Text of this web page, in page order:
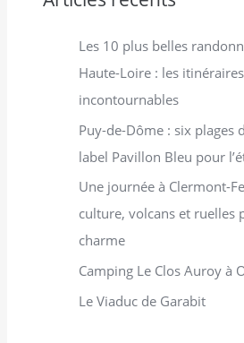
Les 10 plus belles
Haute-Loire : les itinéraires
incontournables
Puy-de-Dôme : six plages
label Pavillon Bleu pour
Une journée à Clermont-
culture, volcans et ruelles
charme
Camping Le Clos Auroy à
Le Viaduc de Garabit